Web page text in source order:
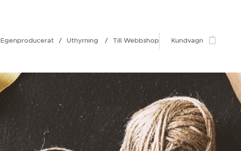
Egenproducerat Uthyrning Till Webbshop Kundvagn